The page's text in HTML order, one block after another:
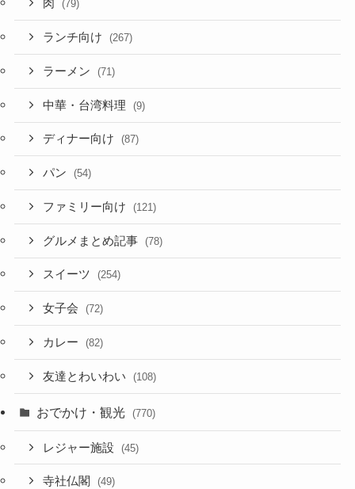
肉 (79)
ランチ向け (267)
ラーメン (71)
中華・台湾料理 (9)
ディナー向け (87)
パン (54)
ファミリー向け (121)
グルメまとめ記事 (78)
スイーツ (254)
女子会 (72)
カレー (82)
友達とわいわい (108)
おでかけ・観光 (770)
レジャー施設 (45)
寺社仏閣 (49)